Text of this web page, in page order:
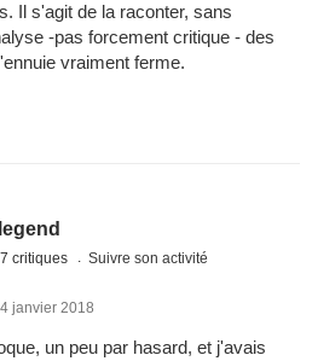
Il s'agit de la raconter, sans
-pas forcement critique - des
vraiment ferme.
critiques Suivre son activité
janvier 2018
un peu par hasard, et j'avais